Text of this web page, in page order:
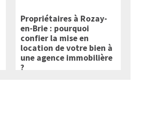
Propriétaires à Rozay-
en-Brie : pourquoi
confier la mise en
location de votre bien à
une agence immobilière
?